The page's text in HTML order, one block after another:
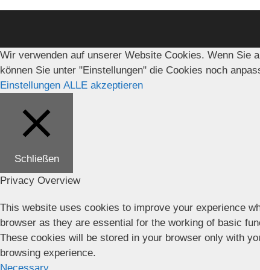
Wir verwenden auf unserer Website Cookies. Wenn Sie
können Sie unter "Einstellungen" die Cookies noch
Einstellungen ALLE akzeptieren
Schließen
Privacy Overview
This website uses cookies to improve your experience
browser as they are essential for the working of basic
These cookies will be stored in your browser only with
browsing experience.
Necessary